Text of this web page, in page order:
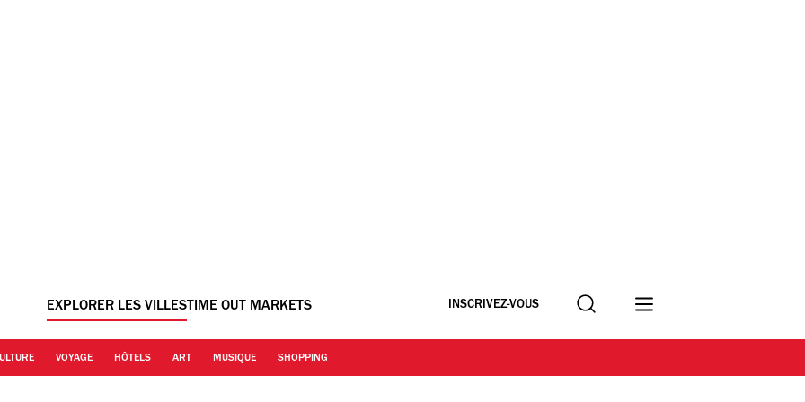
EXPLORER LES VILLESTIME OUT MARKETS INSCRIVEZ-VOUS Recherche
VOYAGE HÔTELS ART MUSIQUE SHOPPING